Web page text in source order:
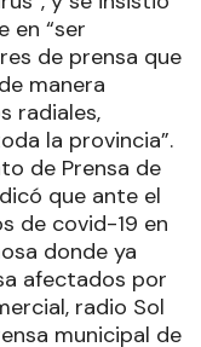
en “ser
de prensa que
manera
radiales,
la provincia”.
de Prensa de
que ante el
de covid-19 en
donde ya
afectados por
radio Sol
municipal de